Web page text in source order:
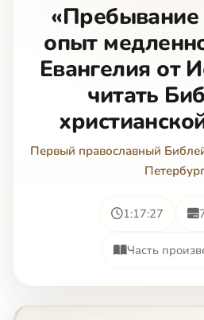
«Пребывание
опыт
Евангелия от
читать
Первый православный
1:17:27
Часть